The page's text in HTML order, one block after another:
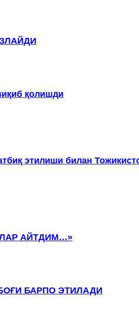
қолишди
этилиши билан
АЙТДИМ…»
БАРПО ЭТИЛАДИ